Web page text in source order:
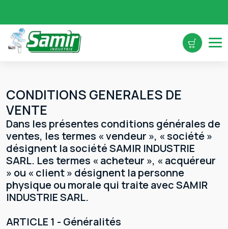
CONDITIONS GENERALES DE
VENTE
Dans les présentes conditions générales de
ventes, les termes « vendeur », « société »
désignent la société SAMIR INDUSTRIE
SARL. Les termes « acheteur », « acquéreur
» ou « client » désignent la personne
physique ou morale qui traite avec SAMIR
INDUSTRIE SARL.
ARTICLE 1 - Généralités